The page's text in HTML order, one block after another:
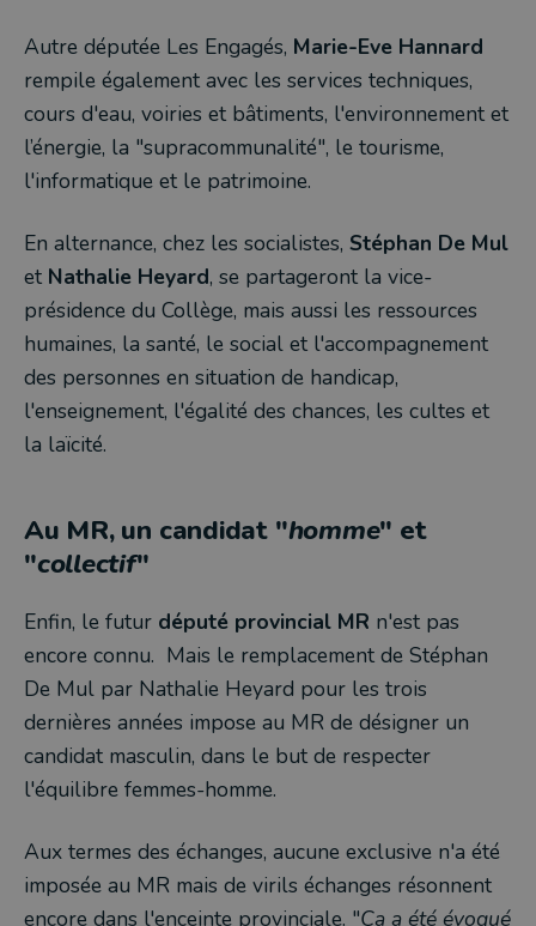
Autre députée Les Engagés, Marie-Eve Hannard
rempile également avec les services techniques,
cours d'eau, voiries et bâtiments, l'environnement et
l’énergie, la "supracommunalité", le tourisme,
l'informatique et le patrimoine.
En alternance, chez les socialistes, Stéphan De Mul
et Nathalie Heyard, se partageront la vice-
présidence du Collège, mais aussi les ressources
humaines, la santé, le social et l'accompagnement
des personnes en situation de handicap,
l'enseignement, l'égalité des chances, les cultes et
la laïcité.
Au MR, un candidat "homme" et
"collectif"
Enfin, le futur député provincial MR n'est pas
encore connu. Mais le remplacement de Stéphan
De Mul par Nathalie Heyard pour les trois
dernières années impose au MR de désigner un
candidat masculin, dans le but de respecter
l'équilibre femmes-homme.
Aux termes des échanges, aucune exclusive n'a été
imposée au MR mais de virils échanges résonnent
encore dans l'enceinte provinciale. "Ça a été évoqué